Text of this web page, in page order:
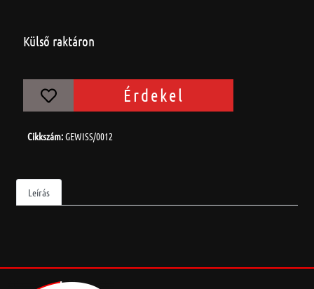
Külső raktáron
Érdekel
Cikkszám:GEWISS/0012
Leírás